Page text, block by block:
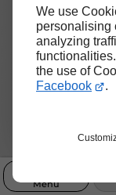
We use
personalising
analyzing
the use of
Facebook
.
Menu